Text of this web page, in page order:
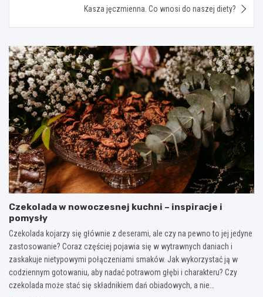
Kasza jęczmienna. Co wnosi do naszej diety?
Czekolada w nowoczesnej kuchni – inspiracje i
pomysły
Czekolada kojarzy się głównie z deserami, ale czy na pewno to jej jedyne
zastosowanie? Coraz częściej pojawia się w wytrawnych daniach i
zaskakuje nietypowymi połączeniami smaków. Jak wykorzystać ją w
codziennym gotowaniu, aby nadać potrawom głębi i charakteru? Czy
czekolada może stać się składnikiem dań obiadowych, a nie…